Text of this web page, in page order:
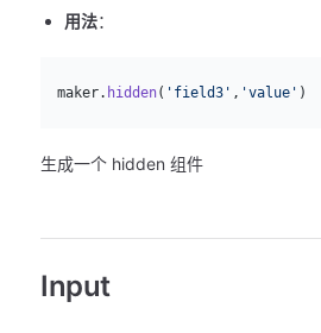
用法：
  maker.
hidden( 'field3' , 'value' )
生成一个 hidden 组件
Input